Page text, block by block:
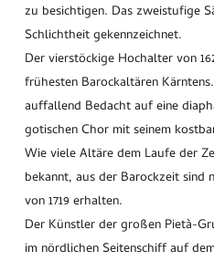
zu besichtigen. Das zweistufige
Schlichtheit gekennzeichnet.
Der vierstöckige Hochalter von
frühesten Barockaltären
auffallend Bedacht auf eine
gotischen Chor mit seinem
Wie viele Altäre dem Laufe der
bekannt, aus der Barockzeit
von 1719 erhalten.
Der Künstler der großen Pietà-
im nördlichen Seitenschiff auf